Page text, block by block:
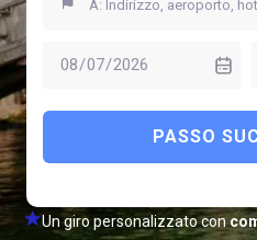
PASSO
Un giro personalizzato con